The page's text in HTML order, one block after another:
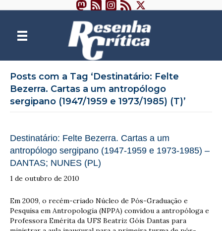
Posts com a Tag ‘Destinatário: Felte
Bezerra. Cartas a um antropólogo
sergipano (1947/1959 e 1973/1985) (T)’
Destinatário: Felte Bezerra. Cartas a um
antropólogo sergipano (1947-1959 e 1973-1985) –
DANTAS; NUNES (PL)
1 de outubro de 2010
Em 2009, o recém-criado Núcleo de Pós-Graduação e
Pesquisa em Antropologia (NPPA) convidou a antropóloga e
Professora Emérita da UFS Beatriz Góis Dantas para